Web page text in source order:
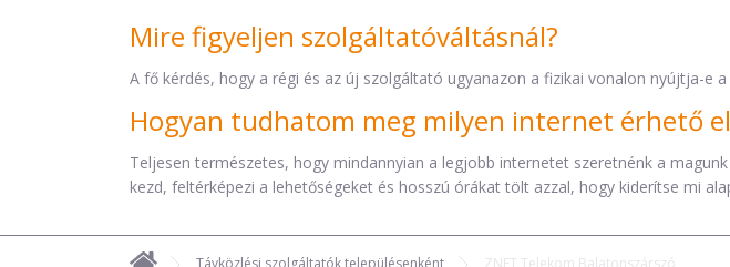
Mire figyeljen szolgáltatóváltásnál?
A fő kérdés, hogy a régi és az új szolgáltató ugyanazon a fizikai vonalon nyújtja-e
Hogyan tudhatom meg milyen internet érhető
Teljesen természetes, hogy mindannyian a legjobb internetet szeretnénk a
kezd, feltérképezi a lehetőségeket és hosszú órákat tölt azzal, hogy kiderítse mi
Távközlési szolgáltatók településenként ZNET Telekom Balatonszárszó